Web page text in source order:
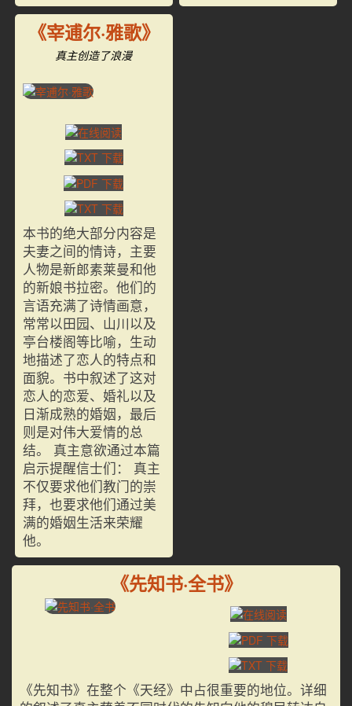
《宰逋尔·雅歌》
真主创造了浪漫
本书的绝大部分内容是
夫妻之间的情诗，主要
人物是新郎素莱曼和他
的新娘书拉密。他们的
言语充满了诗情画意，
常常以田园、山川以及
亭台楼阁等比喻，生动
地描述了恋人的特点和
面貌。书中叙述了这对
恋人的恋爱、婚礼以及
日渐成熟的婚姻，最后
则是对伟大爱情的总
结。 真主意欲通过本篇
启示提醒信士们： 真主
不仅要求他们教门的崇
拜，也要求他们通过美
满的婚姻生活来荣耀
他。
《先知书·全书》
《先知书》在整个《天经》中占很重要的地位。详细